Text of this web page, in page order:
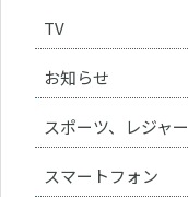
TV
お知らせ
スポーツ、レジャー
スマートフォン